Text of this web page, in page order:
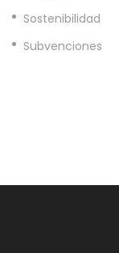
Sostenibilidad
Subvenciones